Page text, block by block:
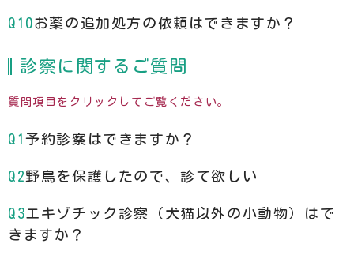
お薬の追加処方の依頼はできますか？
診察に関するご質問
質問項目をクリックしてご覧ください。
予約診察はできますか？
野鳥を保護したので、診て欲しい
エキゾチック診察（犬猫以外の小動物）はで
きますか？